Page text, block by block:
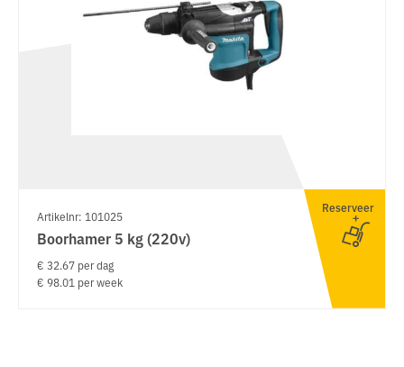
Artikelnr: 101025
Boorhamer 5 kg (220v)
€ 32.67 per dag
€ 98.01 per week
Reserveer